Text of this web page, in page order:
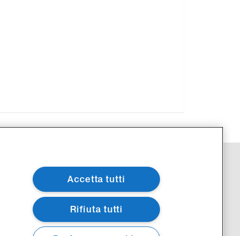
Accetta tutti
Rifiuta tutti